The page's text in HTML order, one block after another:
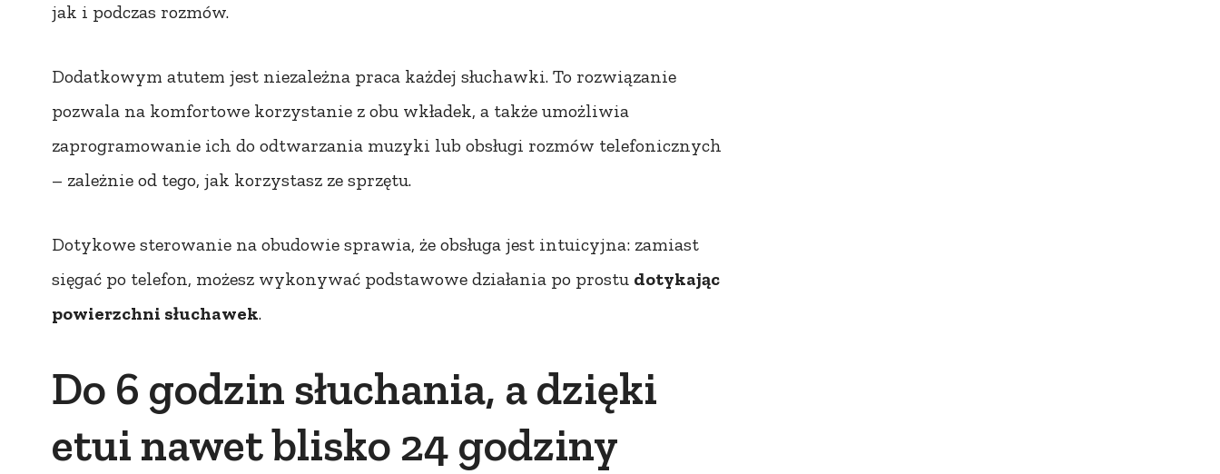
jak i podczas rozmów.
Dodatkowym atutem jest niezależna praca każdej słuchawki. To rozwiązanie
pozwala na komfortowe korzystanie z obu wkładek, a także umożliwia
zaprogramowanie ich do odtwarzania muzyki lub obsługi rozmów telefonicznych
– zależnie od tego, jak korzystasz ze sprzętu.
Dotykowe sterowanie na obudowie sprawia, że obsługa jest intuicyjna: zamiast
sięgać po telefon, możesz wykonywać podstawowe działania po prostu dotykając
powierzchni słuchawek.
Do 6 godzin słuchania, a dzięki
etui nawet blisko 24 godziny